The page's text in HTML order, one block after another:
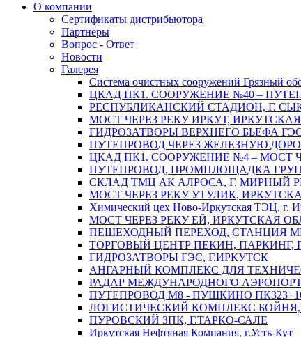
О компании
Сертификаты дистрибьютора
Партнеры
Вопрос - Ответ
Новости
Галерея
Система очистных сооружений Грязный
ЦКАД ПК1. СООРУЖЕНИЕ №40 –
РЕСПУБЛИКАНСКИЙ СТАДИОН, Г.
МОСТ ЧЕРЕЗ РЕКУ ИРКУТ,
ГИДРОЗАТВОРЫ ВЕРХНЕГО БЬЕФА
ПУТЕПРОВОД ЧЕРЕЗ ЖЕЛЕЗНУЮ
ЦКАД ПК1. СООРУЖЕНИЕ №4 – МОСТ
ПУТЕПРОВОД, ПРОМПЛОЩАДКА
СКЛАД ТМЦ АК АЛРОСА, Г. МИРНЫЙ
МОСТ ЧЕРЕЗ РЕКУ УТУЛИК,
Химический цех Ново-Иркутская ТЭЦ, г.
МОСТ ЧЕРЕЗ РЕКУ ЕЙ, ИРКУТСКАЯ
ПЕШЕХОДНЫЙ ПЕРЕХОД, СТАНЦИЯ
ТОРГОВЫЙ ЦЕНТР ПЕКИН, ПАРКИНГ,
ГИДРОЗАТВОРЫ ГЭС, Г.ИРКУТСК
АНГАРНЫЙ КОМПЛЕКС ДЛЯ
РАДАР МЕЖДУНАРОДНОГО
ПУТЕПРОВОД М8 - ПУШКИНО
ЛОГИСТИЧЕСКИЙ КОМПЛЕКС БОЙНЯ,
ПУРОВСКИЙ ЗПК, Г.ТАРКО-САЛЕ
Иркутская Нефтяная Компания, г.Усть-Кут